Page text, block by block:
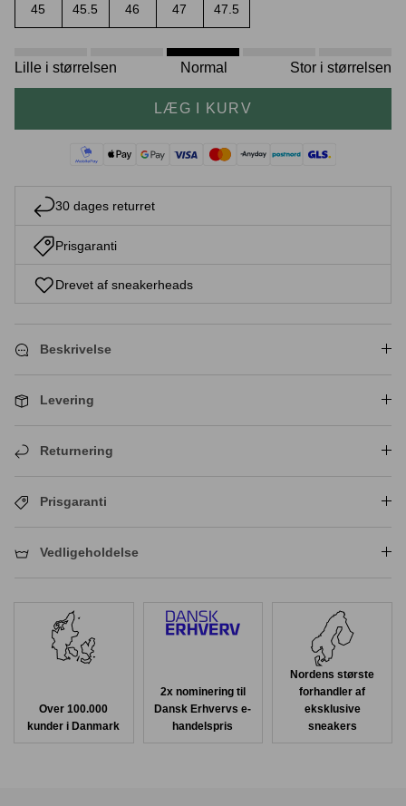
Crease protectors Skotræ
Sneaker rengøring
45 45.5 46 47 47.5
Lille i størrelsen Normal Stor i størrelsen
LÆG I KURV
30 dages returret
Prisgaranti
Drevet af sneakerheads
Beskrivelse
Levering
Returnering
Prisgaranti
Vedligeholdelse
Over 100.000
kunder i Danmark
2x nominering til
Dansk Erhvervs e-
handelspris
Nordens største
forhandler af
eksklusive
sneakers